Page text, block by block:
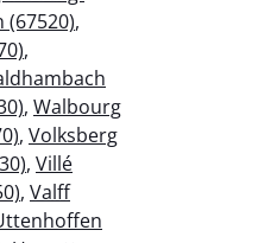
(67520),
,
, Walbourg
, Volksberg
, Villé
, Valff